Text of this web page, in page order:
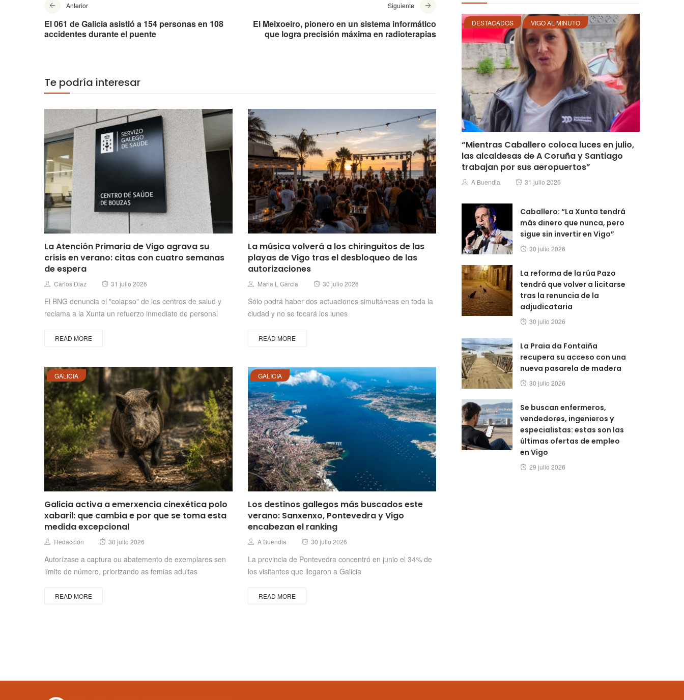
Anterior
El 061 de Galicia asistió a 154 personas en 108
accidentes durante el puente
Siguiente
El Meixoeiro, pionero en un sistema informático
que logra precisión máxima en radioterapias
Te podría interesar
La Atención Primaria de Vigo agrava su
crisis en verano: citas con cuatro semanas
de espera
Author
Carlos Diaz
Posted
31 julio 2026
El BNG denuncia el "colapso" de los centros de salud y
reclama a la Xunta un refuerzo inmediato de personal
READ MORE
La música volverá a los chiringuitos de las
playas de Vigo tras el desbloqueo de las
autorizaciones
Author
Maria L Garcia
Posted
30 julio 2026
Sólo podrá haber dos actuaciones simultáneas en toda la
ciudad y no se tocará los lunes
READ MORE
GALICIA
Galicia activa a emerxencia cinexética polo
xabaril: que cambia e por que se toma esta
medida excepcional
Author
Redacción
Posted
30 julio 2026
Autorízase a captura ou abatemento de exemplares sen
límite de número, priorizando as femias adultas
READ MORE
GALICIA
Los destinos gallegos más buscados este
verano: Sanxenxo, Pontevedra y Vigo
encabezan el ranking
Author
A Buendia
Posted
30 julio 2026
La provincia de Pontevedra concentró en junio el 34% de
los visitantes que llegaron a Galicia
READ MORE
DESTACADOS VIGO AL MINUTO
“Mientras Caballero coloca luces en julio,
las alcaldesas de A Coruña y Santiago
trabajan por sus aeropuertos”
Author
A Buendia
Posted
31 julio 2026
Caballero: “La Xunta tendrá
más dinero que nunca, pero
sigue sin invertir en Vigo”
Posted
30 julio 2026
La reforma de la rúa Pazo
tendrá que volver a licitarse
tras la renuncia de la
adjudicataria
Posted
30 julio 2026
La Praia da Fontaiña
recupera su acceso con una
nueva pasarela de madera
Posted
30 julio 2026
Se buscan enfermeros,
vendedores, ingenieros y
especialistas: estas son las
últimas ofertas de empleo
en Vigo
Posted
29 julio 2026